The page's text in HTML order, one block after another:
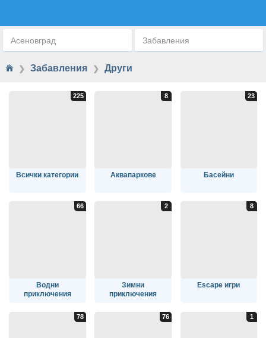
Асеновград Забавления
❯ Забавления ❯ Други
Всички категории Аквапаркове Басейни
Водни
приключения
Зимни
приключения
Escape игри